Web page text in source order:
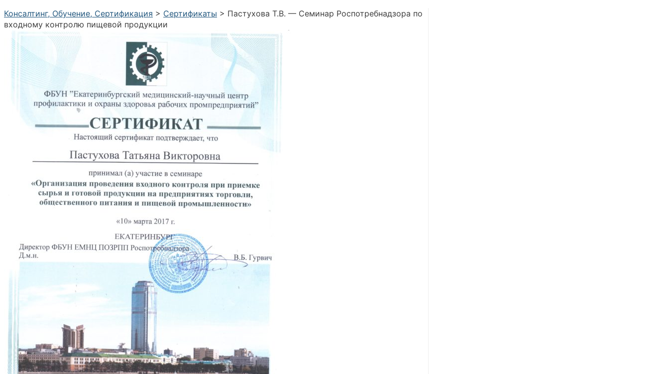
Консалтинг, Обучение, Сертификация > Сертификаты > Пастухова Т.В. — Семинар Роспотребнадзора по
входному контролю пищевой продукции